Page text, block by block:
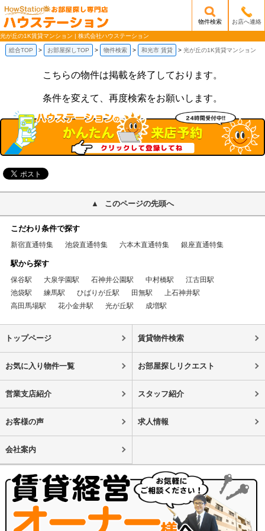
/mobile_img/head-logo.png
物件検索 お店へ連絡
光が丘の1K賃貸マンション | 株式会社ハウステーション
総合TOP お部屋探しTOP 物件検索 和光市 賃貸 光が丘の1K賃貸マンション
こちらの物件は掲載を終了しております。
条件を変えて、再度検索をお願いします。
このページの先頭へ
こだわり条件で探す
新宿直通特集 池袋直通特集 六本木直通特集 銀座直通特集
駅から探す
保谷駅 大泉学園駅 石神井公園駅 中村橋駅
江古田駅
池袋駅
練馬駅 ひばりが丘駅 田無駅
上石神井駅
高田馬場駅
花小金井駅 光が丘駅 成増駅
トップページ 賃貸物件検索
お気に入り物件一覧 お部屋探しリクエスト
営業支店紹介 スタッフ紹介
お客様の声 求人情報
会社案内